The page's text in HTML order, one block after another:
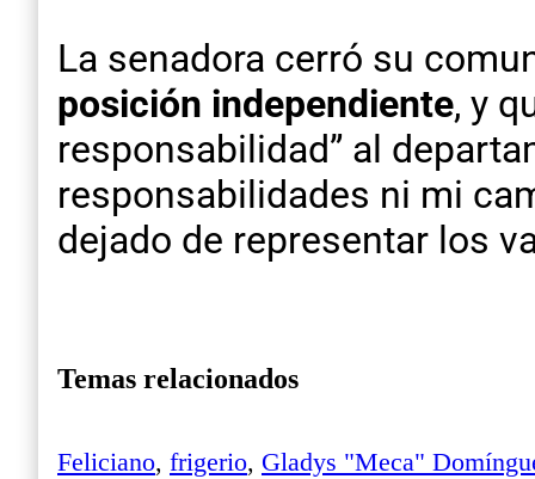
La senadora cerró su
posición independiente, y
responsabilidad” al
responsabilidades ni mi
dejado de representar los
Temas relacionados
Feliciano, frigerio, Gladys "Meca"